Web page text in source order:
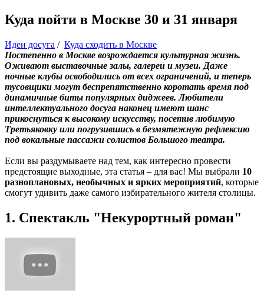
Куда пойти в Москве 30 и 31 января
Идеи досуга / Куда сходить в Москве
Постепенно в Москве возрождается культурная жизнь.
Оживают выставочные залы, галереи и музеи. Даже
ночные клубы освободились от всех ограничений, и теперь
тусовщики могут беспрепятственно коротать время под
динамичные биты популярных диджеев. Любители
интеллектуального досуга наконец имеют шанс
прикоснуться к высокому искусству, посетив любимую
Третьяковку или погрузившись в безмятежную рефлексию
под вокальные пассажи солистов Большого театра.
Если вы раздумываете над тем, как интересно провести
предстоящие выходные, эта статья – для вас! Мы выбрали 10
разноплановых, необычных и ярких мероприятий, которые
смогут удивить даже самого избирательного жителя столицы.
1. Спектакль "Некурортный роман"